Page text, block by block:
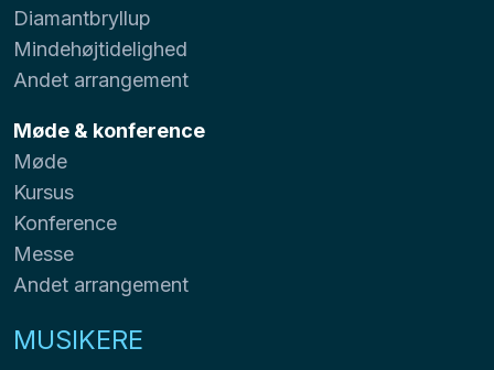
Diamantbryllup
Mindehøjtidelighed
Andet arrangement
Møde & konference
Møde
Kursus
Konference
Messe
Andet arrangement
MUSIKERE